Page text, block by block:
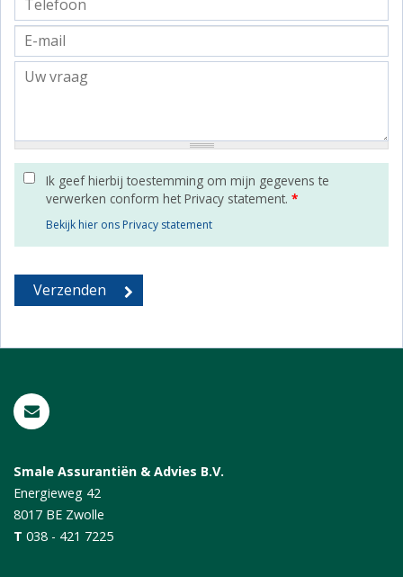
Ik geef hierbij toestemming om mijn gegevens te
verwerken conform het Privacy statement. *
Bekijk hier ons Privacy statement
Smale Assurantiën & Advies B.V.
Energieweg 42
8017 BE Zwolle
T 038 - 421 7225